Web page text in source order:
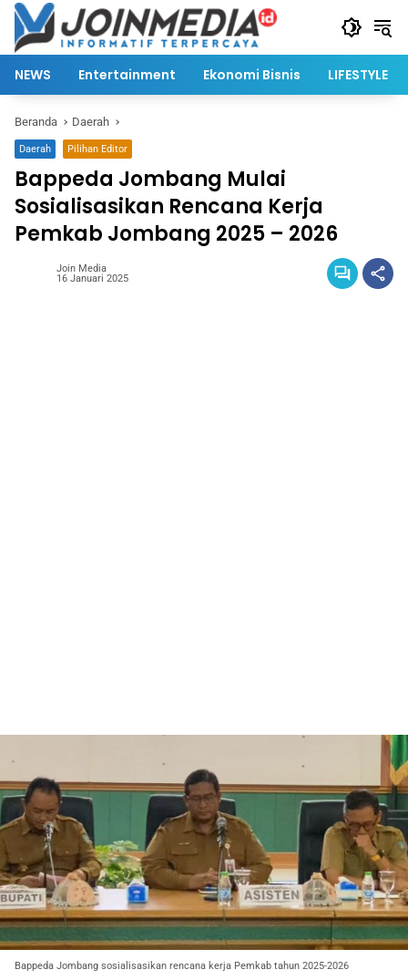
Langsung
konten
NEWS Entertainment Ekonomi Bisnis LIFESTYLE
Beranda Daerah
Daerah Pilihan Editor
Bappeda Jombang Mulai
Sosialisasikan Rencana Kerja
Pemkab Jombang 2025 – 2026
Join Media
16 Januari 2025
Bappeda Jombang sosialisasikan rencana kerja Pemkab tahun 2025-2026